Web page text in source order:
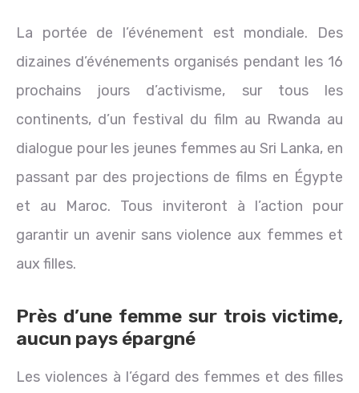
La portée de l’événement est mondiale. Des
dizaines d’événements organisés pendant les 16
prochains jours d’activisme, sur tous les
continents, d’un festival du film au Rwanda au
dialogue pour les jeunes femmes au Sri Lanka, en
passant par des projections de films en Égypte
et au Maroc. Tous inviteront à l’action pour
garantir un avenir sans violence aux femmes et
aux filles.
Près d’une femme sur trois victime,
aucun pays épargné
Les violences à l’égard des femmes et des filles